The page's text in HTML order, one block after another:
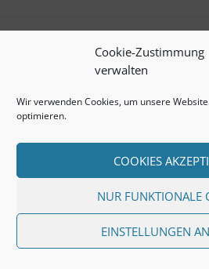
Cookie-Zustimmung
verwalten
Wir verwenden Cookies, um unsere
optimieren.
COOKIES
NUR FUNKTIONALE
EINSTELLUNGEN
Datenschutzerklärung
© 2020 by CASH-N-GO / All